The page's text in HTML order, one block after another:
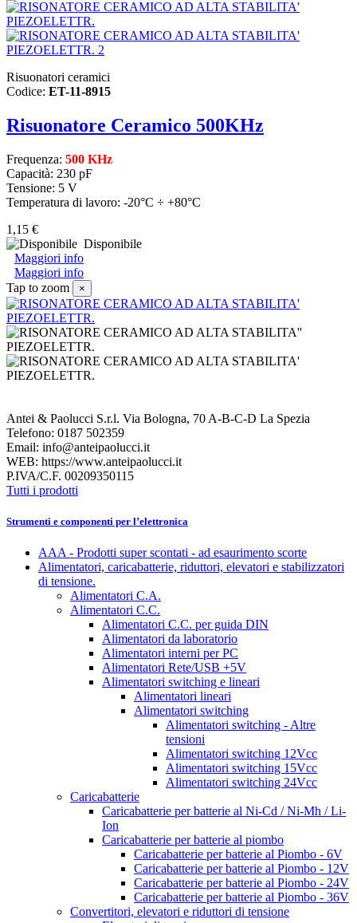
Risuonatori ceramici
Codice: ET-11-8915
Risuonatore Ceramico 500KHz
Frequenza: 500 KHz
Capacità: 230 pF
Tensione: 5 V
Temperatura di lavoro: -20°C ÷ +80°C
1,15 €
Disponibile
Maggiori info
Maggiori info
Tap to zoom
×
Antei & Paolucci S.r.l. Via Bologna, 70 A-B-C-D La Spezia
Telefono: 0187 502359
Email: info@anteipaolucci.it
WEB: https://www.anteipaolucci.it
P.IVA/C.F. 00209350115
Tutti i prodotti
Strumenti e componenti per l’elettronica
AAA - Prodotti super scontati - ad esaurimento scorte
Alimentatori, caricabatterie, riduttori, elevatori e stabilizzatori
di tensione.
Alimentatori C.A.
Alimentatori C.C.
Alimentatori C.C. per guida DIN
Alimentatori da laboratorio
Alimentatori interni per PC
Alimentatori Rete/USB +5V
Alimentatori switching e lineari
Alimentatori lineari
Alimentatori switching
Alimentatori switching - Altre
tensioni
Alimentatori switching 12Vcc
Alimentatori switching 15Vcc
Alimentatori switching 24Vcc
Caricabatterie
Caricabatterie per batterie al Ni-Cd / Ni-Mh / Li-
Ion
Caricabatterie per batterie al piombo
Caricabatterie per batterie al Piombo - 6V
Caricabatterie per batterie al Piombo - 12V
Caricabatterie per batterie al Piombo - 24V
Caricabatterie per batterie al Piombo - 36V
Convertitori, elevatori e riduttori di tensione